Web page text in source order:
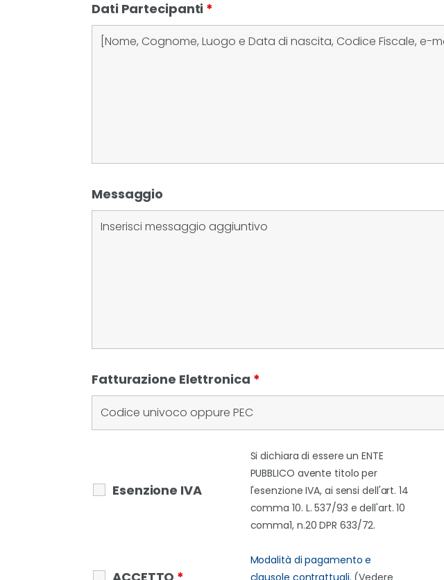
Dati Partecipanti *
Messaggio
Fatturazione Elettronica *
Esenzione IVA
Si dichiara di essere un ENTE
PUBBLICO avente titolo per
l'esenzione IVA, ai sensi dell'art. 14
comma 10. L. 537/93 e dell'art. 10
comma1, n.20 DPR 633/72.
Modalità di pagamento e
clausole contrattuali. (Vedere